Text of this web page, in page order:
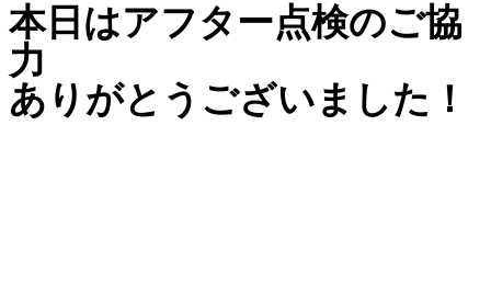
本日はアフター点検のご協
力
ありがとうございました！